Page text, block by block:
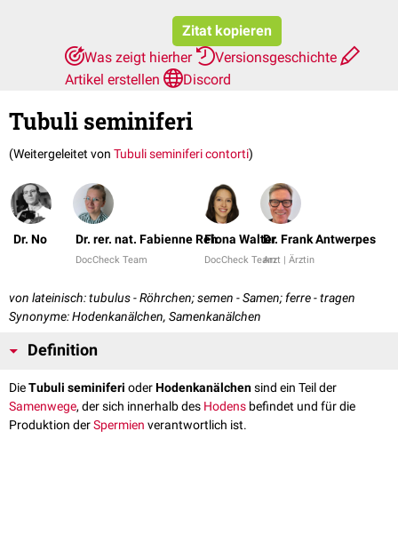
Zitat kopieren
Was zeigt hierher
Versionsgeschichte
Artikel erstellen
Discord
Tubuli seminiferi
(Weitergeleitet von Tubuli seminiferi contorti)
Dr. No Dr. rer. nat. Fabienne Reh
DocCheck Team
Fiona Walter
DocCheck Team
Dr. Frank Antwerpes
Arzt | Ärztin
von lateinisch: tubulus - Röhrchen; semen - Samen; ferre - tragen
Synonyme: Hodenkanälchen, Samenkanälchen
Definition
DieTubuli seminiferi oderHodenkanälchensind ein Teil der
Samenwege, der sich innerhalb des Hodens befindet und für die
Produktion derSpermien verantwortlich ist.